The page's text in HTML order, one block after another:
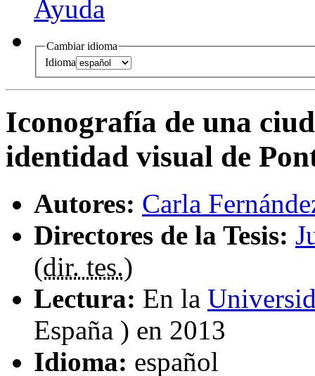
Ayuda
Cambiar idioma
Idioma
Iconografía de una
identidad visual de
Autores: Carla
Directores de la Tesis:
(dir. tes.)
Lectura: En la
España ) en 2013
Idioma: español